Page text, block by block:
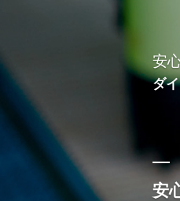
ン
安
ダ
安